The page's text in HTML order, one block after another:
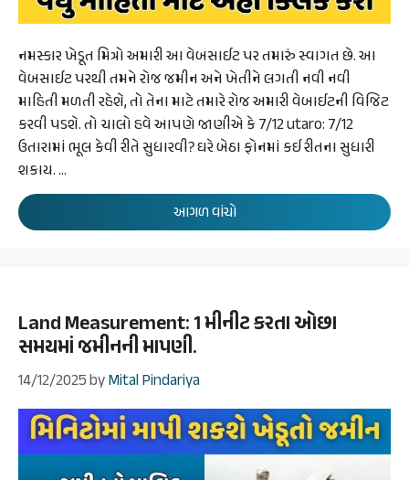
નમસ્કાર ખેડૂત મિત્રો અમારી આ વેબસાઈટ પર તમારું સ્વાગત છે. આ
વેબસાઈટ પરથી તમને રોજ જમીન અને ખેતીને લગતી નવી નવી
માહિતી મળતી રહેશે, તો તેના માટે તમારે રોજ અમારી વેબાઈટની વિજિટ
કરવી પડશે. તો ચાલો હવે આપણે જાણીએ કે 7/12 utaro: 7/12
ઉતારામાં ભૂલ કેવી રીતે સુધારવી? ઘરે બેઠા ફોનમાં કઈ રીતના સુધારી
શકાય. …
આગળ વાંચો
Land Measurement: 1 મીનીટ કરતા ઓછા
સમયમાં જમીનની માપણી.
14/12/2025byMital Pindariya